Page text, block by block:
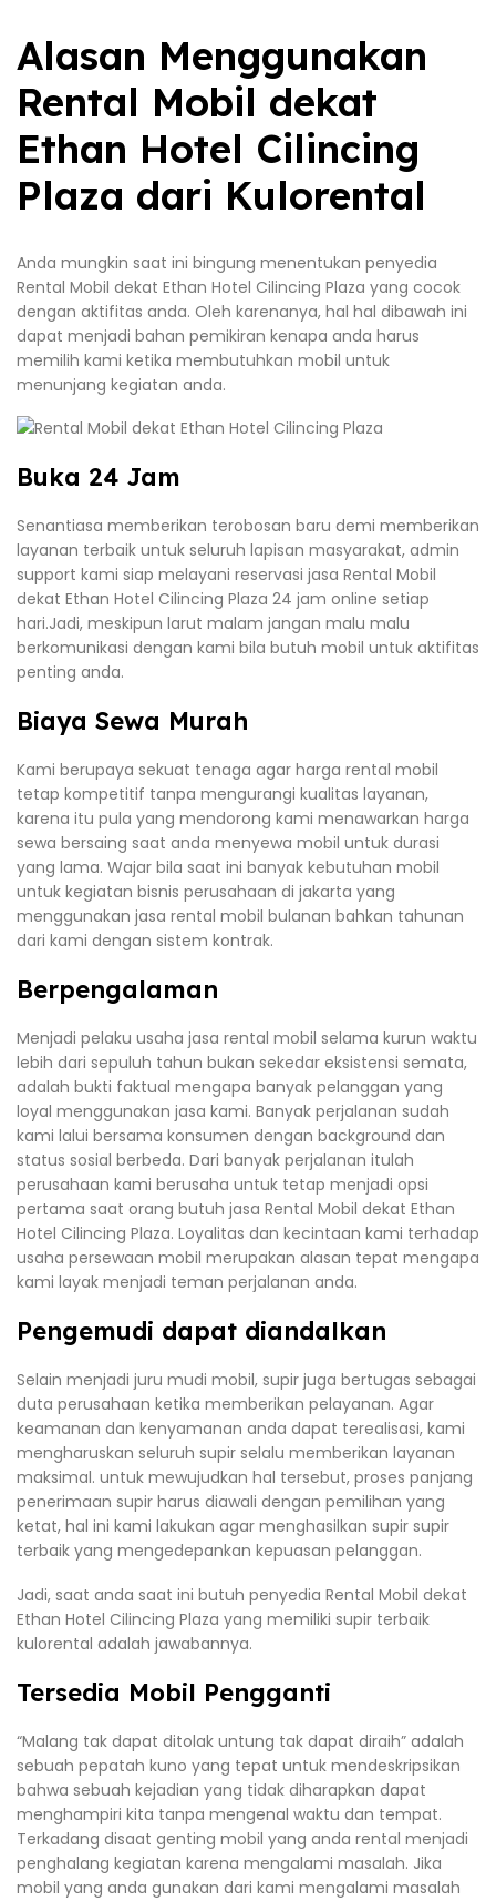
Alasan Menggunakan
Rental Mobil dekat
Ethan Hotel Cilincing
Plaza dari Kulorental
Anda mungkin saat ini bingung menentukan penyedia
Rental Mobil dekat Ethan Hotel Cilincing Plaza yang cocok
dengan aktifitas anda. Oleh karenanya, hal hal dibawah ini
dapat menjadi bahan pemikiran kenapa anda harus
memilih kami ketika membutuhkan mobil untuk
menunjang kegiatan anda.
Buka 24 Jam
Senantiasa memberikan terobosan baru demi memberikan
layanan terbaik untuk seluruh lapisan masyarakat, admin
support kami siap melayani reservasi jasa Rental Mobil
dekat Ethan Hotel Cilincing Plaza 24 jam online setiap
hari.Jadi, meskipun larut malam jangan malu malu
berkomunikasi dengan kami bila butuh mobil untuk aktifitas
penting anda.
Biaya Sewa Murah
Kami berupaya sekuat tenaga agar harga rental mobil
tetap kompetitif tanpa mengurangi kualitas layanan,
karena itu pula yang mendorong kami menawarkan harga
sewa bersaing saat anda menyewa mobil untuk durasi
yang lama. Wajar bila saat ini banyak kebutuhan mobil
untuk kegiatan bisnis perusahaan di jakarta yang
menggunakan jasa rental mobil bulanan bahkan tahunan
dari kami dengan sistem kontrak.
Berpengalaman
Menjadi pelaku usaha jasa rental mobil selama kurun waktu
lebih dari sepuluh tahun bukan sekedar eksistensi semata,
adalah bukti faktual mengapa banyak pelanggan yang
loyal menggunakan jasa kami. Banyak perjalanan sudah
kami lalui bersama konsumen dengan background dan
status sosial berbeda. Dari banyak perjalanan itulah
perusahaan kami berusaha untuk tetap menjadi opsi
pertama saat orang butuh jasa Rental Mobil dekat Ethan
Hotel Cilincing Plaza. Loyalitas dan kecintaan kami terhadap
usaha persewaan mobil merupakan alasan tepat mengapa
kami layak menjadi teman perjalanan anda.
Pengemudi dapat diandalkan
Selain menjadi juru mudi mobil, supir juga bertugas sebagai
duta perusahaan ketika memberikan pelayanan. Agar
keamanan dan kenyamanan anda dapat terealisasi, kami
mengharuskan seluruh supir selalu memberikan layanan
maksimal. untuk mewujudkan hal tersebut, proses panjang
penerimaan supir harus diawali dengan pemilihan yang
ketat, hal ini kami lakukan agar menghasilkan supir supir
terbaik yang mengedepankan kepuasan pelanggan.
Jadi, saat anda saat ini butuh penyedia Rental Mobil dekat
Ethan Hotel Cilincing Plaza yang memiliki supir terbaik
kulorental adalah jawabannya.
Tersedia Mobil Pengganti
“Malang tak dapat ditolak untung tak dapat diraih” adalah
sebuah pepatah kuno yang tepat untuk mendeskripsikan
bahwa sebuah kejadian yang tidak diharapkan dapat
menghampiri kita tanpa mengenal waktu dan tempat.
Terkadang disaat genting mobil yang anda rental menjadi
penghalang kegiatan karena mengalami masalah. Jika
mobil yang anda gunakan dari kami mengalami masalah